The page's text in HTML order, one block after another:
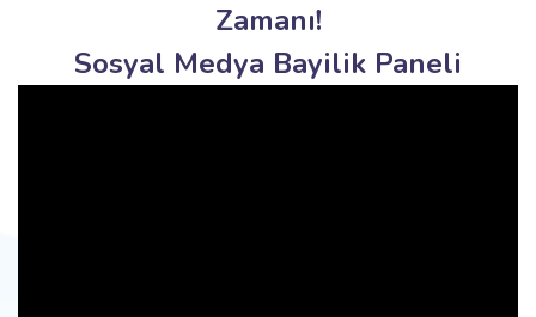
Zamanı!
Sosyal Medya Bayilik Paneli